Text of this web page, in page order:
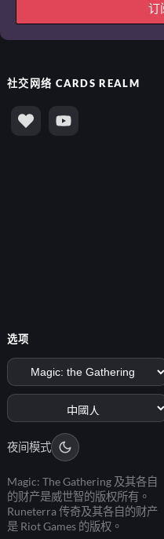
订
社交网络 CARDS REALM
选项
夜间模式
Magic: The Gathering 及其各自
的财产是威世智的版权所有。
Runeterra 传奇及其各自的财产
是 Riot Games 的版权。